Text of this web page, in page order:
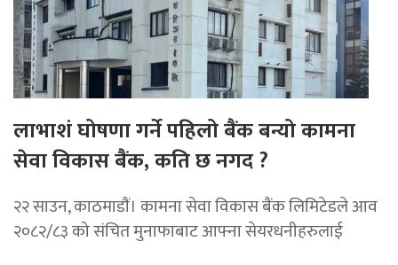
लाभाशं घोषणा गर्ने पहिलो बैंक बन्यो कामना
सेवा विकास बैंक, कति छ नगद ?
२२ साउन, काठमाडाैं। कामना सेवा विकास बैंक लिमिटेडले आव
२०८२/८३ को संचित मुनाफाबाट आफ्ना सेयरधनीहरुलाई